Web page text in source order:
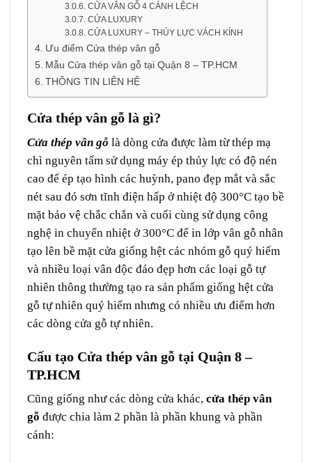
CỬA VÂN GỖ 4 CÁNH LỆCH
CỬA LUXURY
CỬA LUXURY – THỦY LỰC VÁCH KÍNH
Ưu điểm Cửa thép vân gỗ
Mẫu Cửa thép vân gỗ tại Quận 8 – TP.HCM
THÔNG TIN LIÊN HỆ
Cửa thép vân gỗ là gì?
Cửa thép vân gỗ là dòng cửa được làm từ thép mạ
chì nguyên tấm sử dụng máy ép thủy lực có độ nén
cao để ép tạo hình các huỳnh, pano đẹp mắt và sắc
nét sau đó sơn tĩnh điện hấp ở nhiệt độ 300°C tạo bề
mặt bảo vệ chắc chắn và cuối cùng sử dụng công
nghệ in chuyển nhiệt ở 300°C để in lớp vân gỗ nhân
tạo lên bề mặt cửa giống hệt các nhóm gỗ quý hiếm
và nhiều loại vân độc đáo đẹp hơn các loại gỗ tự
nhiên thông thường tạo ra sản phẩm giống hệt cửa
gỗ tự nhiên quý hiếm nhưng có nhiều ưu điểm hơn
các dòng cửa gỗ tự nhiên.
Cấu tạo Cửa thép vân gỗ tại Quận 8 –
TP.HCM
Cũng giống như các dòng cửa khác, cửa thép vân
gỗ được chia làm 2 phần là phần khung và phần
cánh: